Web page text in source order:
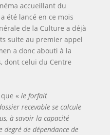
accueillant du
été lancé en ce mois
de la Culture a déjà
suite au premier appel
a donc abouti à la
dont celui du Centre
« le forfait
recevable se calcule
à savoir la capacité
degré de dépendance de